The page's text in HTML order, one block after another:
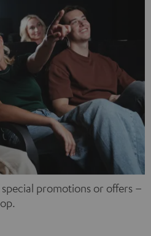
notre politique de
promotions or offers –